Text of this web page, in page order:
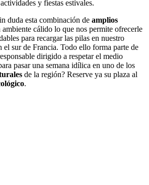
y fiestas estivales.
duda esta combinación de amplios
ambiente cálido lo que nos permite ofrecerle
para recargar las pilas en nuestro
el sur de Francia. Todo ello forma parte de
dirigido a respetar el medio
pasar una semana idílica en uno de los
de la región? Reserve ya su plaza al
.